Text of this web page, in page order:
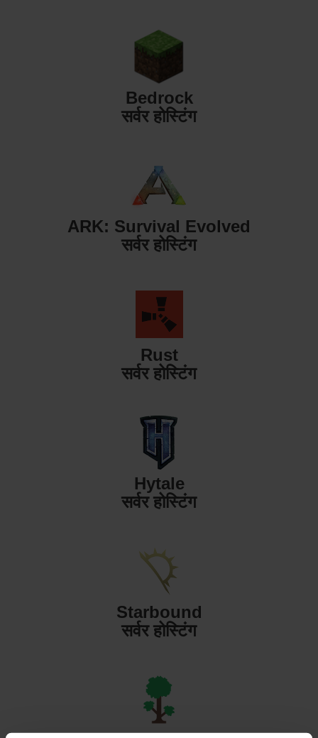
Bedrock
सर्वर होस्टिंग
ARK: Survival Evolved
सर्वर होस्टिंग
Rust
सर्वर होस्टिंग
Hytale
सर्वर होस्टिंग
Starbound
सर्वर होस्टिंग